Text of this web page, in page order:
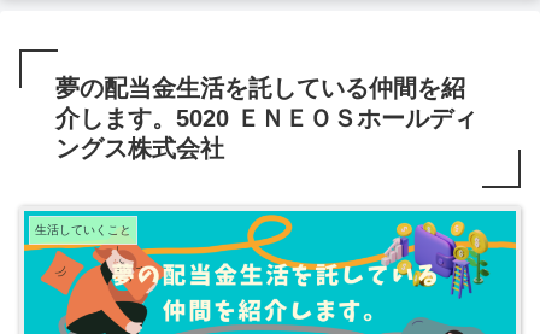
夢の配当金生活を託している仲間を紹
介します。5020 ＥＮＥＯＳホールディ
ングス株式会社
生活していくこと